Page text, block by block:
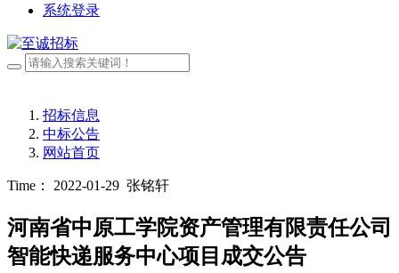
系统登录
招标信息
中标公告
网站首页
Time： 2022-01-29 张铭轩
河南省中原工学院资产管理有限责任公司
智能快递服务中心项目成交公告